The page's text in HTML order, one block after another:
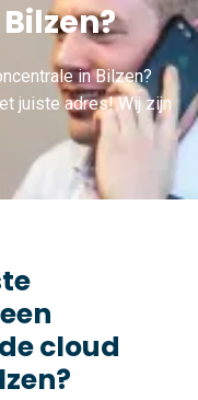
in Bilzen?
juiste adres! Wij zijn
cloud